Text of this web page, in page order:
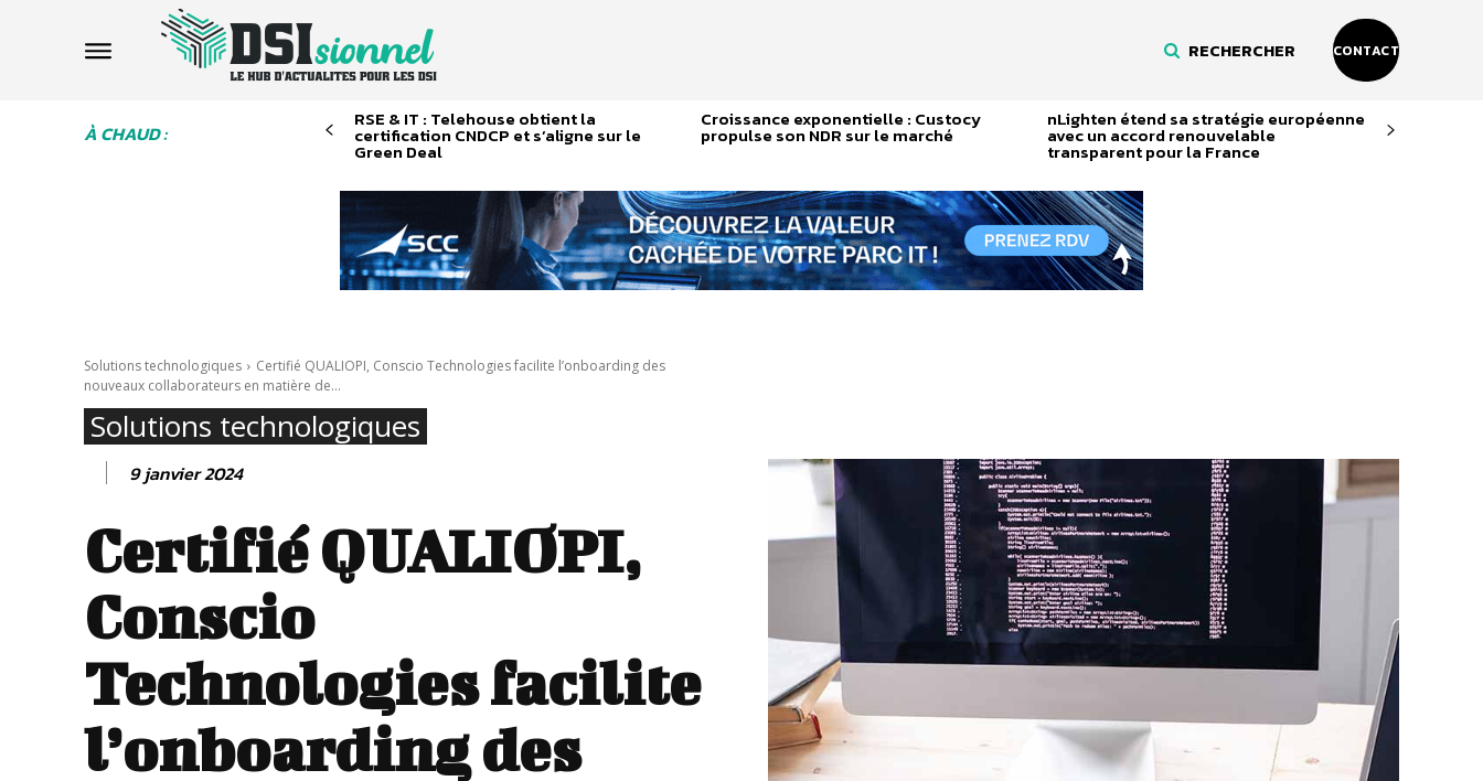
RECHERCHER CONTACT
À CHAUD :
RSE & IT : Telehouse obtient la
certification CNDCP et s’aligne sur le
Green Deal
Croissance exponentielle : Custocy
propulse son NDR sur le marché
nLighten étend sa stratégie européenne
avec un accord renouvelable
transparent pour la France
Solutions technologiques
Certifié QUALIOPI, Conscio Technologies facilite l’onboarding des
nouveaux collaborateurs en matière de...
Solutions technologiques
9 janvier 2024
Certifié QUALIOPI,
Conscio
Technologies facilite
l’onboarding des